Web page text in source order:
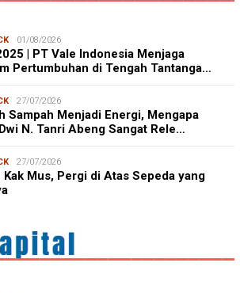
01/08/2026
| PT Vale Indonesia Menjaga
Pertumbuhan di Tengah Tantanga…
27/07/2026
Sampah Menjadi Energi, Mengapa
N. Tanri Abeng Sangat Rele…
27/07/2026
Kak Mus, Pergi di Atas Sepeda yang